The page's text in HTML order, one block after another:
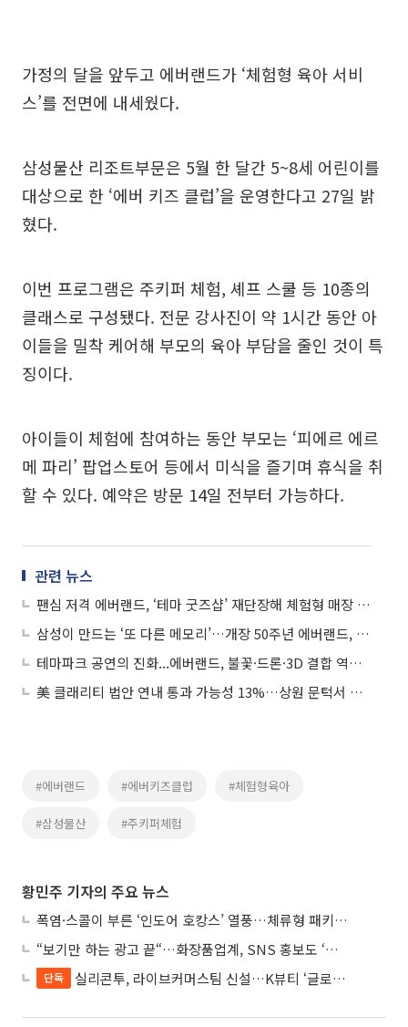
가정의 달을 앞두고 에버랜드가 ‘체험형 육아 서비
스’를 전면에 내세웠다.
삼성물산 리조트부문은 5월 한 달간 5~8세 어린이를
대상으로 한 ‘에버 키즈 클럽’을 운영한다고 27일 밝
혔다.
이번 프로그램은 주키퍼 체험, 셰프 스쿨 등 10종의
클래스로 구성됐다. 전문 강사진이 약 1시간 동안 아
이들을 밀착 케어해 부모의 육아 부담을 줄인 것이 특
징이다.
아이들이 체험에 참여하는 동안 부모는 ‘피에르 에르
메 파리’ 팝업스토어 등에서 미식을 즐기며 휴식을 취
할 수 있다. 예약은 방문 14일 전부터 가능하다.
관련 뉴스
팬심 저격 에버랜드, ‘테마 굿즈샵’ 재단장해 체험형 매장 승부
삼성이 만드는 ‘또 다른 메모리’…개장 50주년 에버랜드, 추억소환 오감만족 ‘봄의 축제’
테마파크 공연의 진화...에버랜드, 불꽃·드론·3D 결합 역대급 업그레이드
美 클래리티 법안 연내 통과 가능성 13%…상원 문턱서 제동
#에버랜드 #에버키즈클럽 #체험형육아
#삼성물산 #주키퍼체험
황민주 기자의 주요 뉴스
폭염·스콜이 부른 ‘인도어 호캉스’ 열풍…체류형 패키지 뜬다
“보기만 하는 광고 끝“…화장품업계, SNS 홍보도 ‘참여형 콘텐츠’로 변모
단독 실리콘투, 라이브커머스팀 신설…K뷰티 ‘글로벌 판매망’ 확대